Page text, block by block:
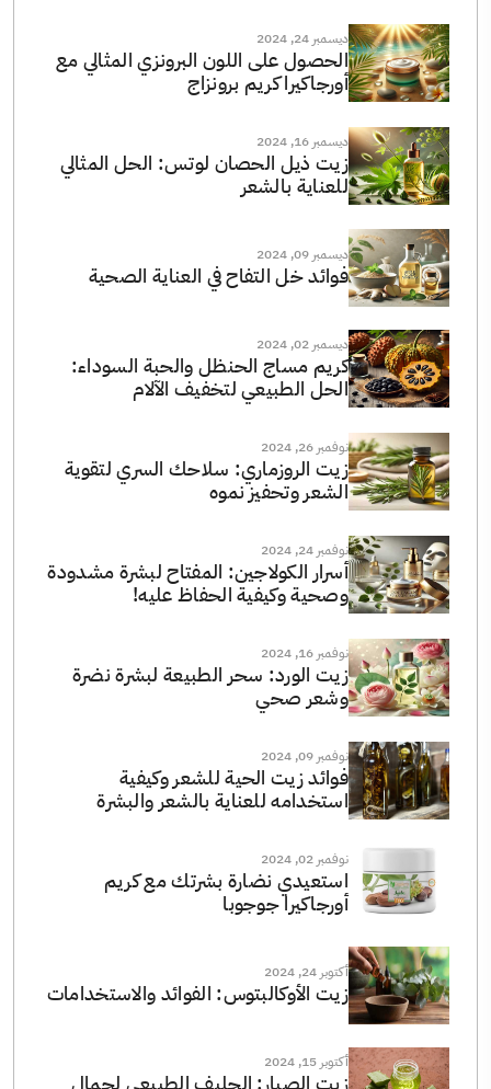
ديسمبر 24, 2024
الحصول على اللون البرونزي المثالي مع
أورجاكيرا كريم برونزاج
ديسمبر 16, 2024
زيت ذيل الحصان لوتس: الحل المثالي
للعناية بالشعر
ديسمبر 09, 2024
فوائد خل التفاح في العناية الصحية
ديسمبر 02, 2024
كريم مساج الحنظل والحبة السوداء:
الحل الطبيعي لتخفيف الآلام
نوفمبر 26, 2024
زيت الروزماري: سلاحك السري لتقوية
الشعر وتحفيز نموه
نوفمبر 24, 2024
أسرار الكولاجين: المفتاح لبشرة مشدودة
وصحية وكيفية الحفاظ عليه!
نوفمبر 16, 2024
زيت الورد: سحر الطبيعة لبشرة نضرة
وشعر صحي
نوفمبر 09, 2024
فوائد زيت الحية للشعر وكيفية
استخدامه للعناية بالشعر والبشرة
نوفمبر 02, 2024
استعيدي نضارة بشرتك مع كريم
أورجاكيرا جوجوبا
أكتوبر 24, 2024
زيت الأوكالبتوس: الفوائد والاستخدامات
أكتوبر 15, 2024
زيت الصبار: الحليف الطبيعي لجمال